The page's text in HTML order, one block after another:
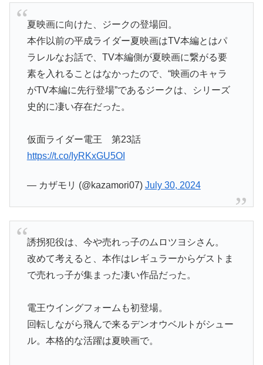
夏映画に向けた、ジークの登場回。
本作以前の平成ライダー夏映画はTV本編とはパ
ラレルなお話で、TV本編側が夏映画に繋がる要
素を入れることはなかったので、“映画のキャラ
がTV本編に先行登場”であるジークは、シリーズ
史的に凄い存在だった。
仮面ライダー電王 第23話
https://t.co/IyRKxGU5OI
— カザモリ (@kazamori07) July 30, 2024
誘拐犯役は、今や売れっ子のムロツヨシさん。
改めて考えると、本作はレギュラーからゲストま
で売れっ子が集まった凄い作品だった。
電王ウイングフォームも初登場。
回転しながら飛んで来るデンオウベルトがシュー
ル。本格的な活躍は夏映画で。